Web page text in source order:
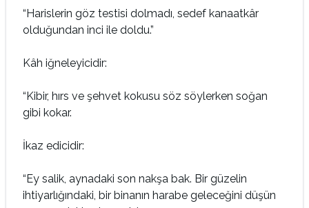
“Harislerin göz testisi dolmadı, sedef kanaatkâr
olduğundan inci ile doldu.”
Kâh iğneleyicidir:
“Kibir, hırs ve şehvet kokusu söz söylerken soğan
gibi kokar.
İkaz edicidir:
“Ey salik, aynadaki son nakşa bak. Bir güzelin
ihtiyarlığındaki, bir binanın harabe geleceğini düşün